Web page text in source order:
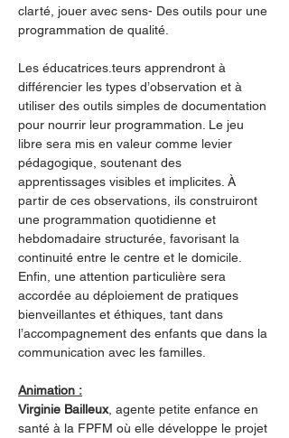
clarté, jouer avec sens- Des outils pour une
programmation de qualité.
Les éducatrices.teurs apprendront à
différencier les types d’observation et à
utiliser des outils simples de documentation
pour nourrir leur programmation. Le jeu
libre sera mis en valeur comme levier
pédagogique, soutenant des
apprentissages visibles et implicites. À
partir de ces observations, ils construiront
une programmation quotidienne et
hebdomadaire structurée, favorisant la
continuité entre le centre et le domicile.
Enfin, une attention particulière sera
accordée au déploiement de pratiques
bienveillantes et éthiques, tant dans
l’accompagnement des enfants que dans la
communication avec les familles.
Animation :
Virginie Bailleux, agente petite enfance en
santé à la FPFM où elle développe le projet